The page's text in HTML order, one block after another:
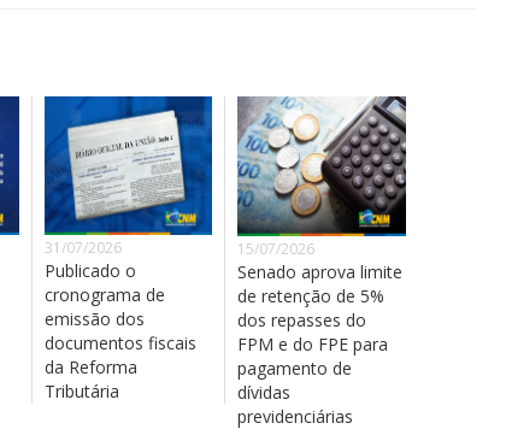
31/07/2026
Publicado o
cronograma de
emissão dos
documentos fiscais
da Reforma
Tributária
15/07/2026
Senado aprova limite
de retenção de 5%
dos repasses do
FPM e do FPE para
pagamento de
dívidas
previdenciárias